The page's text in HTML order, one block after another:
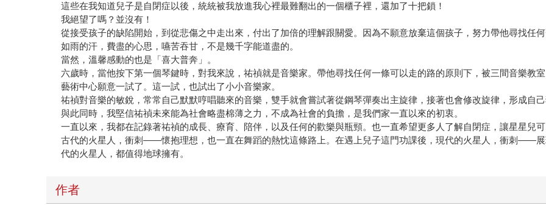
這些在我知道兒子是自閉症以後，統統被我放進我心裡最難翻出的一個櫃子裡，還加了十把鎖！
我絕望了嗎？並沒有！
從接受孩子的缺陷開始，到從悲傷之中走出來，付出了加倍的理解跟關愛。因為不願意放棄這個孩子，努力帶他尋找任
如雨的汗，費盡的心思，嚥苦吞甘，不是幾千字能道盡的。
當然，溫馨感動的也是「喜大普奔」。
六歲時，當他按下第一個琴鍵時，對我來說，祐禎就是音樂家。帶他尋找任何一條可以走的路的原則下，被三間音樂教
藝術中心願意一試了。這一試，也試出了小小音樂家。
祐禎對音樂的敏銳，常常自己默默哼唱聽來的音樂，雙手就會嘗試著從鋼琴彈奏出主旋律，接著也會修改旋律，形成自
與此同時，我堅信祐禎未來能為社會略盡棉薄之力，不成為社會的負擔，是我們家一直以來的初衷。
一直以來，我都在記錄著祐禎的成長、療育、陪伴，以及任何的歡樂與瓶頸。也一直希望更多人了解自閉症，讓星星兒
古代的火星人，衝刺——懷抱理想，也一直在舞蹈的熱忱這條路上。在遇上兒子這門功課後，現代的火星人，衝刺——
代的火星人，都值得地球擁有。
作者